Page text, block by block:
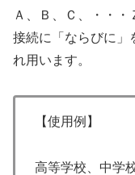
Ａ、Ｂ、Ｃ、・・
接続に「ならびに」
れ用います。
【使用例】
高等学校、中学